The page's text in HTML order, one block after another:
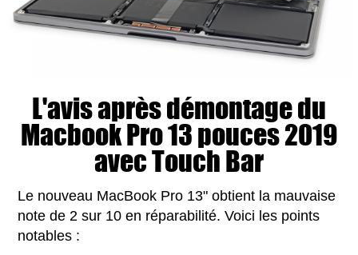
L'avis après démontage du
Macbook Pro 13 pouces 2019
avec Touch Bar
Le nouveau MacBook Pro 13" obtient la mauvaise
note de 2 sur 10 en réparabilité. Voici les points
notables :